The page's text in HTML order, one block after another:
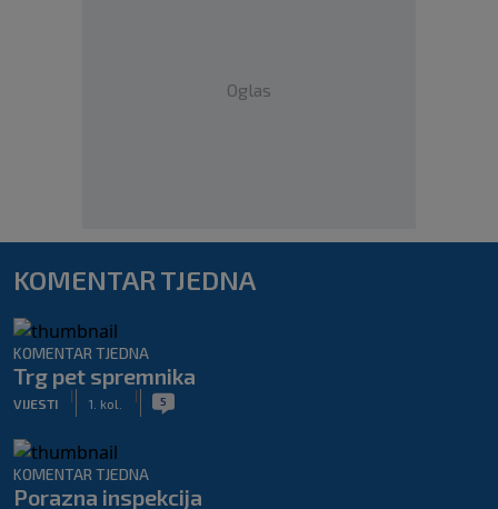
Oglas
KOMENTAR TJEDNA
KOMENTAR TJEDNA
Trg pet spremnika
VIJESTI
|
1. kol.
| 5
KOMENTAR TJEDNA
Porazna inspekcija